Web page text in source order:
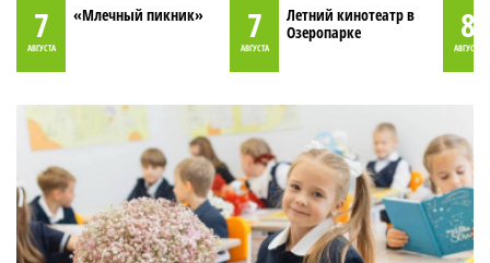
7
АВГУСТА
«Млечный пикник» 7
АВГУСТА
Летний кинотеатр в
Озеропарке
8
АВГУСТА